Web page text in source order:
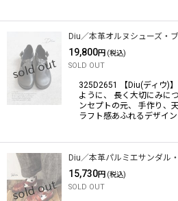
Diu／本革オルヌシューズ・
19,800円 (税込)
SOLD OUT
325D2651 【Diu(ディウ)
ように、 長く大切にみに
ンセプトの元、 手作り、
ラフト感あふれるデザイ
Diu／本革パルミエサンダル
15,730円 (税込)
SOLD OUT